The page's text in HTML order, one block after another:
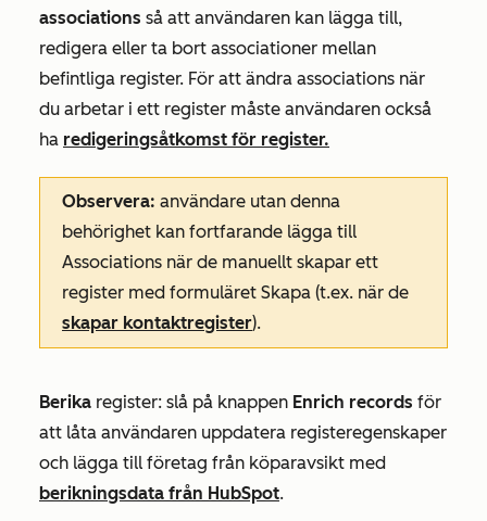
associations så att användaren kan lägga till,
redigera eller ta bort associationer mellan
befintliga register. För att ändra associations när
du arbetar i ett register måste användaren också
ha redigeringsåtkomst för register.
Observera: användare utan denna
behörighet kan fortfarande lägga till
Associations när de manuellt skapar ett
register med formuläret Skapa (t.ex. när de
skapar kontaktregister).
Berika register: slå på knappen Enrich records för
att låta användaren uppdatera registeregenskaper
och lägga till företag från köparavsikt med
berikningsdata från HubSpot.